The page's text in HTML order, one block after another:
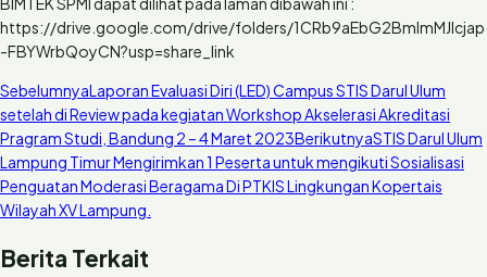
https://drive.google.com/drive/folders/1CRb9aEbG2BmImMJlcjap
-FBYWrbQoyCN?usp=share_link
SebelumnyaLaporan Evaluasi Diri (LED) Campus STIS Darul Ulum
setelah di Review pada kegiatan Workshop Akselerasi Akreditasi
Pragram Studi, Bandung 2 – 4 Maret 2023BerikutnyaSTIS Darul Ulum
Lampung Timur Mengirimkan 1 Peserta untuk mengikuti Sosialisasi
Penguatan Moderasi Beragama Di PTKIS Lingkungan Kopertais
Wilayah XV Lampung.
Berita Terkait